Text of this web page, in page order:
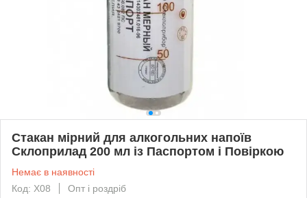
Стакан мірний для алкогольних напоїв
Склоприлад 200 мл із Паспортом і Повіркою
Немає в наявності
Код: X08
Опт і роздріб